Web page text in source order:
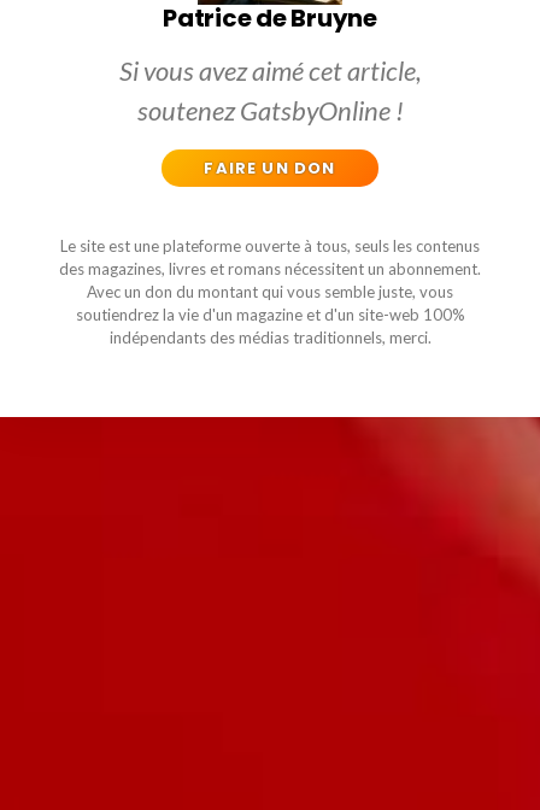
Patrice de Bruyne
Si vous avez aimé cet article,
soutenez GatsbyOnline !
FAIRE UN DON
Le site est une plateforme ouverte à tous, seuls les contenus
des magazines, livres et romans nécessitent un abonnement.
Avec un don du montant qui vous semble juste, vous
soutiendrez la vie d'un magazine et d'un site-web 100%
indépendants des médias traditionnels, merci.